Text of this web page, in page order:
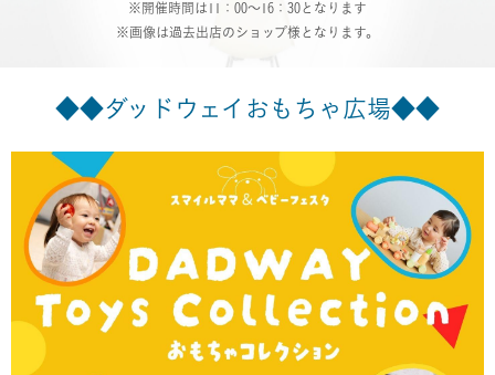
※開催時間は11：00～16：30となります
※画像は過去出店のショップ様となります。
◆◆ダッドウェイおもちゃ広場◆◆